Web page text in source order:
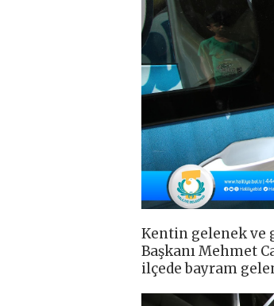
Kentin gelenek ve
Başkanı Mehmet
ilçede bayram